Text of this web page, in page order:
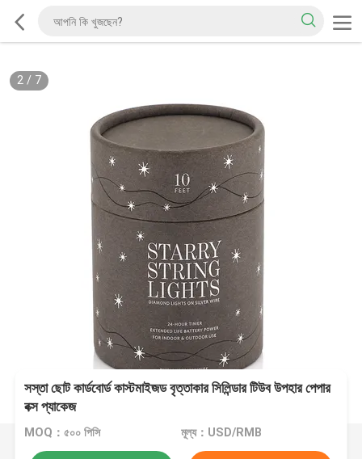
2/ 7
সস্তা ছোট কার্ডবোর্ড কাস্টমাইজড বৃত্তাকার সিলিন্ডার টিউব উপহার পেপার
বক্স প্যাকেজ
MOQ：৫০০ পিসি মূল্য：USD/RMB